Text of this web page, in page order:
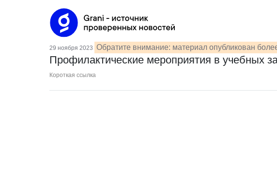
29 ноября 2023 Обратите внимание: материал опубликован
Профилактические мероприятия в учебных
Короткая ссылка